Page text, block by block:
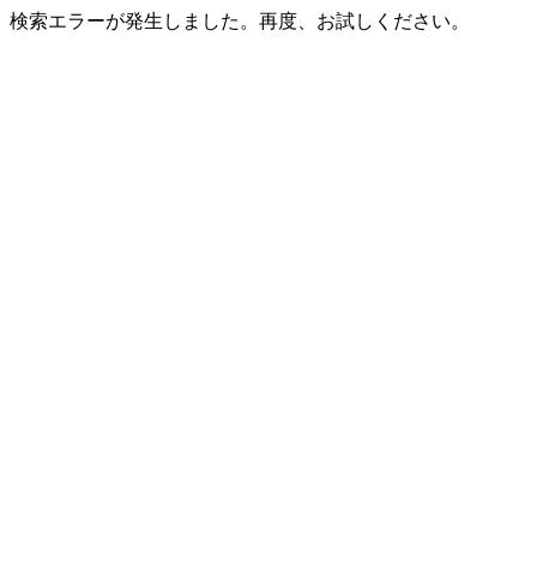
検索エラーが発生しました。再度、お試しください。